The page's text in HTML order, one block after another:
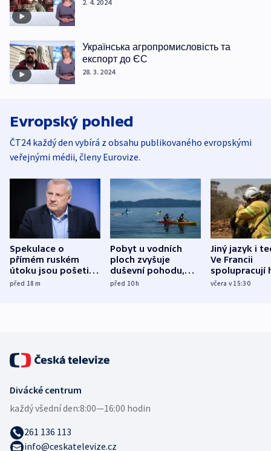
2. 4. 2024
Українська агропромисловість та
експорт до ЄС
28. 3. 2024
Evropský pohled
ČT24 každý den vybírá z obsahu publikovaného evropskými
veřejnými médii, členy Eurovize.
Spekulace o
přímém ruském
útoku jsou pošetilé,
míní estonský
před 18m
Pobyt u vodních
ploch zvyšuje
duševní pohodu,
ukázala
před 10h
Jiný jazyk i
Ve Francii
spolupracují
různých zemí
včera v 15:30
Divácké centrum
každý všední den:8:00—16:00 hodin
261 136 113
info@ceskatelevize.cz